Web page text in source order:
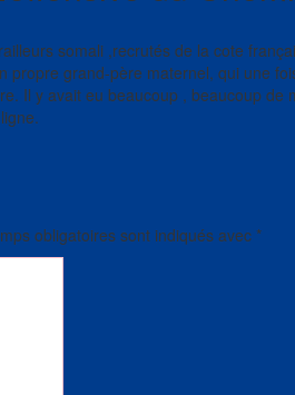
somali ,recrutés de la cote
propre grand-père maternel, qui une
Il y avait eu beaucoup , beaucoup de
obligatoires sont indiqués avec *